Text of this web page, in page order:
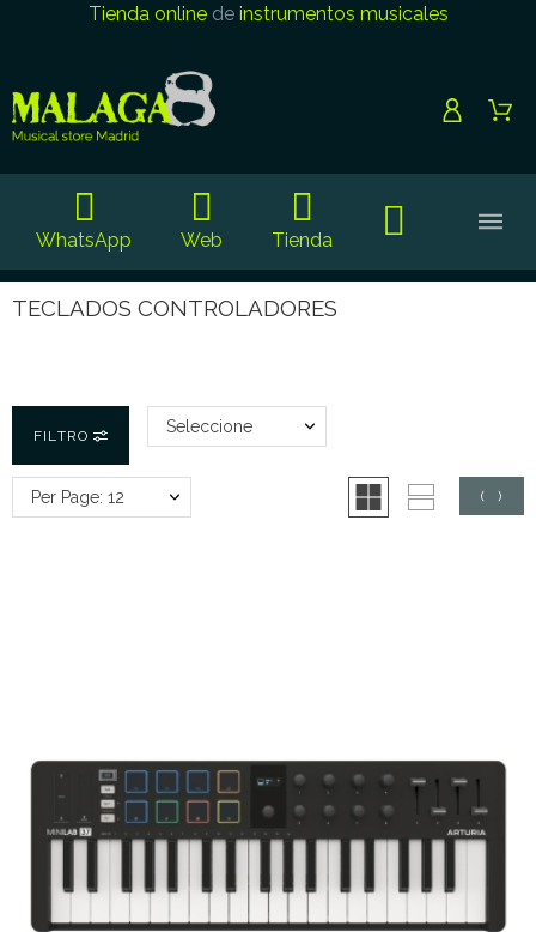
Tienda onlinede instrumentos musicales
WhatsApp Web Tienda
TECLADOS CONTROLADORES
FILTRO Seleccione
( )
Per Page: 12